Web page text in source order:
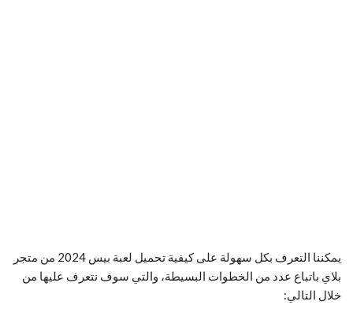
يمكننا التعرف بكل سهولة على كيفية تحميل لعبة بيس 2024 من متجر
بلاي باتباع عدد من الخطوات البسيطة، والتي سوف نتعرف عليها من
خلال التالي: